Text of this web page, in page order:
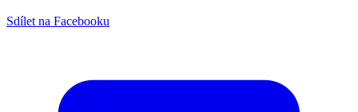
Sdílet na Facebooku